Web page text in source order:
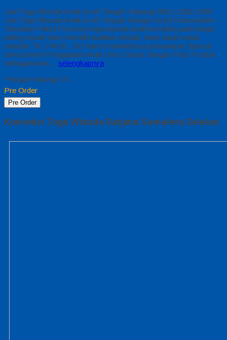
Jual Toga Wisuda Anak Aceh Tengah Hubungi 0812-2282-1060
Jual Toga Wisuda Anak Aceh Tengah Nangro Aceh Darussalam –
Temukan Paket Promosi toga wisuda anak komplet pada harga
paling murah dan memiliki kualitas terbaik, kami kasih untuk
sekolah TK, PAUD , SD Kami memberinya penawaran Special
semua level Pengajaran Anak Umur Dasar dengan Fitur Produk
sebagaimana… selengkapnya
*Harga Hubungi CS
Pre Order
Pre Order
Konveksi Toga Wisuda Sarjana Sumatera Selatan